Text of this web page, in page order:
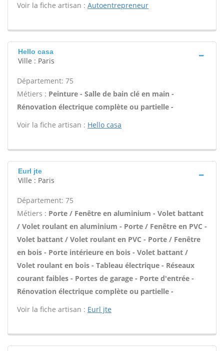
Voir la fiche artisan : Autoentrepreneur
Hello casa
Ville : Paris
Département: 75
Métiers : Peinture - Salle de bain clé en main -
Rénovation électrique complète ou partielle -
Voir la fiche artisan : Hello casa
Eurl jte
Ville : Paris
Département: 75
Métiers : Porte / Fenêtre en aluminium - Volet battant
/ Volet roulant en aluminium - Porte / Fenêtre en PVC -
Volet battant / Volet roulant en PVC - Porte / Fenêtre
en bois - Porte intérieure en bois - Volet battant /
Volet roulant en bois - Tableau électrique - Réseaux
courant faibles - Portes de garage - Porte d'entrée -
Rénovation électrique complète ou partielle -
Voir la fiche artisan : Eurl jte